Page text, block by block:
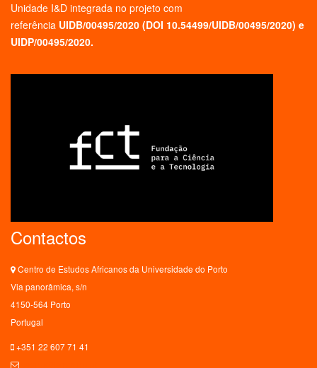
Unidade I&D integrada no projeto com
referência UIDB/00495/2020 (DOI 10.54499/UIDB/00495/2020) e
UIDP/00495/2020.
Contactos
Centro de Estudos Africanos da Universidade do Porto
Via panorâmica, s/n
4150-564 Porto
Portugal
+351 22 607 71 41